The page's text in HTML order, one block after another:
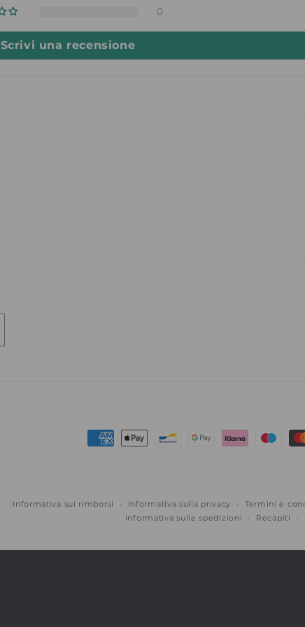
0
Scrivi una recensione
Metodi
Informativa sui rimborsi Informativa sulla privacy
Termini e
Informativa sulle spedizioni
Recapiti